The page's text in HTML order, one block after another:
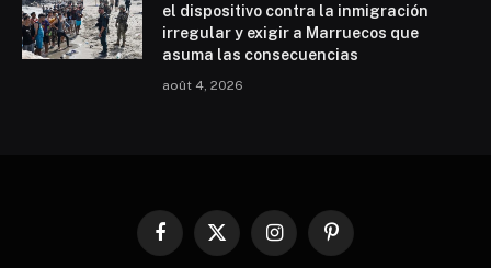
el dispositivo contra la inmigración
irregular y exigir a Marruecos que
asuma las consecuencias
août 4, 2026
Facebook
X
InstagramPinterest